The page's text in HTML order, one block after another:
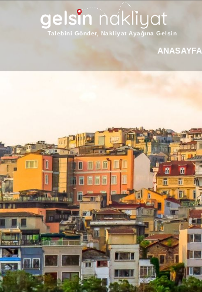
Talebini Gönder, Nakliyat Ayağına Gelsin
ANASAYFA